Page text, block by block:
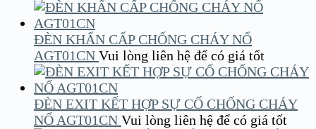
ĐÈN KHẨN CẤP CHỐNG CHÁY NỔ
AGT01CN Vui lòng liên hệ để có giá tốt
ĐÈN EXIT KẾT HỢP SỰ CỐ CHỐNG CHÁY
NỔ AGT01CN Vui lòng liên hệ để có giá tốt